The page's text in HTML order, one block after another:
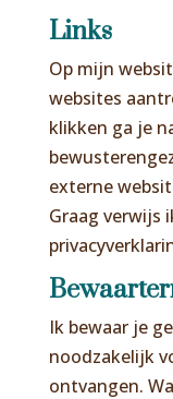
Links
Op mijn
websites
klikken ga je
externe
Graag verwijs
Ik bewaar je
noodzakelijk
ontvangen.